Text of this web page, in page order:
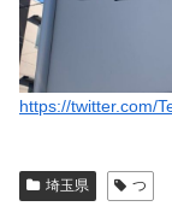
https://twitter.com/
埼玉県 つ